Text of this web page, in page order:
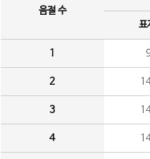
음절 수
표
1
2
3
4